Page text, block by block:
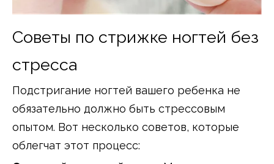
Советы по стрижке ногтей без
стресса
Подстригание ногтей вашего ребенка не
обязательно должно быть стрессовым
опытом. Вот несколько советов, которые
облегчат этот процесс: